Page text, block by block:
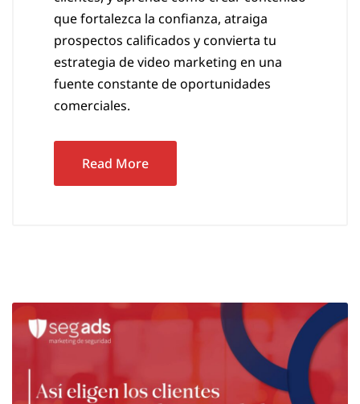
que fortalezca la confianza, atraiga
prospectos calificados y convierta tu
estrategia de video marketing en una
fuente constante de oportunidades
comerciales.
Read More